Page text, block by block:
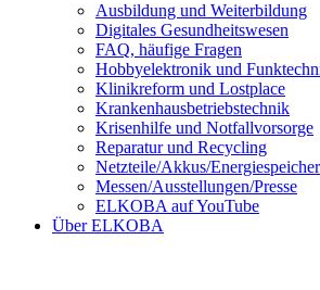
Ausbildung und Weiterbildung
Digitales Gesundheitswesen
FAQ, häufige Fragen
Hobbyelektronik und
Klinikreform und Lostplace
Krankenhausbetriebstechnik
Krisenhilfe und Notfallvorsorge
Reparatur und Recycling
Netzteile/Akkus/Energiespeicher
Messen/Ausstellungen/Presse
ELKOBA auf YouTube
Über ELKOBA